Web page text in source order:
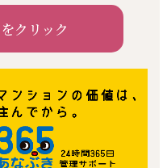
クリック